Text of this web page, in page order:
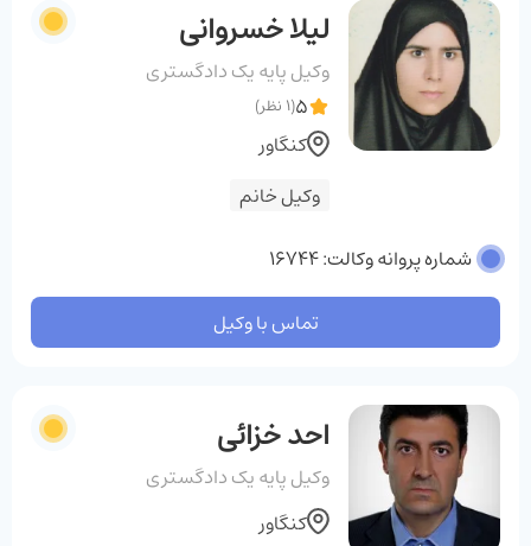
لیلا خسروانی
وکیل پایه یک دادگستری
5(1 نظر)
وکیل خانم
کنگاور
شماره پروانه وکالت: 16744
تماس با وکیل
احد خزائی
وکیل پایه یک دادگستری
کنگاور